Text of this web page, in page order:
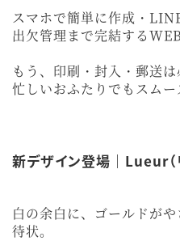
スマホで簡単に作成・
出欠管理まで完結する
もう、印刷・封入・郵送は
忙しいおふたりでもスムー
新デザイン登場｜Lueur（
白の余白に、ゴールドが
待状。